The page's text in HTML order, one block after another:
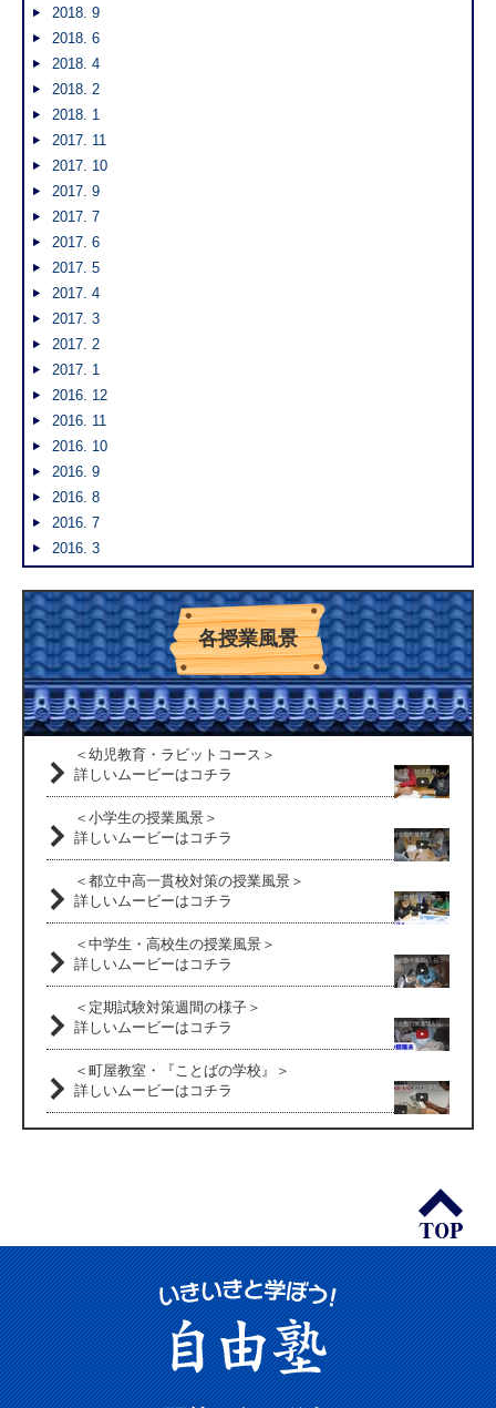
2018. 9
2018. 6
2018. 4
2018. 2
2018. 1
2017. 11
2017. 10
2017. 9
2017. 7
2017. 6
2017. 5
2017. 4
2017. 3
2017. 2
2017. 1
2016. 12
2016. 11
2016. 10
2016. 9
2016. 8
2016. 7
2016. 3
各授業風景
＜幼児教育・ラビットコース＞
詳しいムービーはコチラ
＜小学生の授業風景＞
詳しいムービーはコチラ
＜都立中高一貫校対策の授業風景＞
詳しいムービーはコチラ
＜中学生・高校生の授業風景＞
詳しいムービーはコチラ
＜定期試験対策週間の様子＞
詳しいムービーはコチラ
＜町屋教室・『ことばの学校』＞
詳しいムービーはコチラ